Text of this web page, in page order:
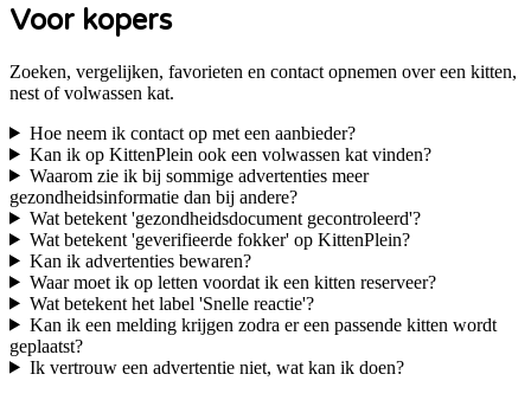
Voor kopers
Zoeken, vergelijken, favorieten en contact opnemen over een kitten,
nest of volwassen kat.
Hoe neem ik contact op met een aanbieder?
Kan ik op KittenPlein ook een volwassen kat vinden?
Waarom zie ik bij sommige advertenties meer
gezondheidsinformatie dan bij andere?
Wat betekent 'gezondheidsdocument gecontroleerd'?
Wat betekent 'geverifieerde fokker' op KittenPlein?
Kan ik advertenties bewaren?
Waar moet ik op letten voordat ik een kitten reserveer?
Wat betekent het label 'Snelle reactie'?
Kan ik een melding krijgen zodra er een passende kitten wordt
geplaatst?
Ik vertrouw een advertentie niet, wat kan ik doen?